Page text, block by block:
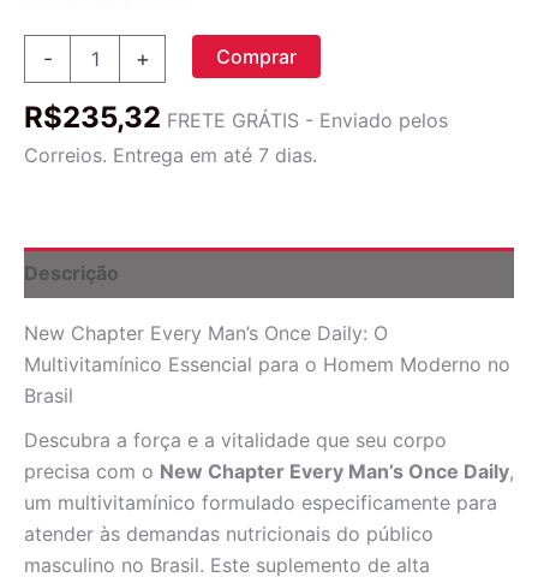
-
Man's
Daily
24
Tabletes
+ Comprar
R$235,32 FRETE GRÁTIS - Enviado pelos
Correios. Entrega em até 7 dias.
Descrição
New Chapter Every Man’s Once Daily: O
Multivitamínico Essencial para o Homem Moderno no
Brasil
Descubra a força e a vitalidade que seu corpo
precisa com o New Chapter Every Man’s Once Daily,
um multivitamínico formulado especificamente para
atender às demandas nutricionais do público
masculino no Brasil. Este suplemento de alta